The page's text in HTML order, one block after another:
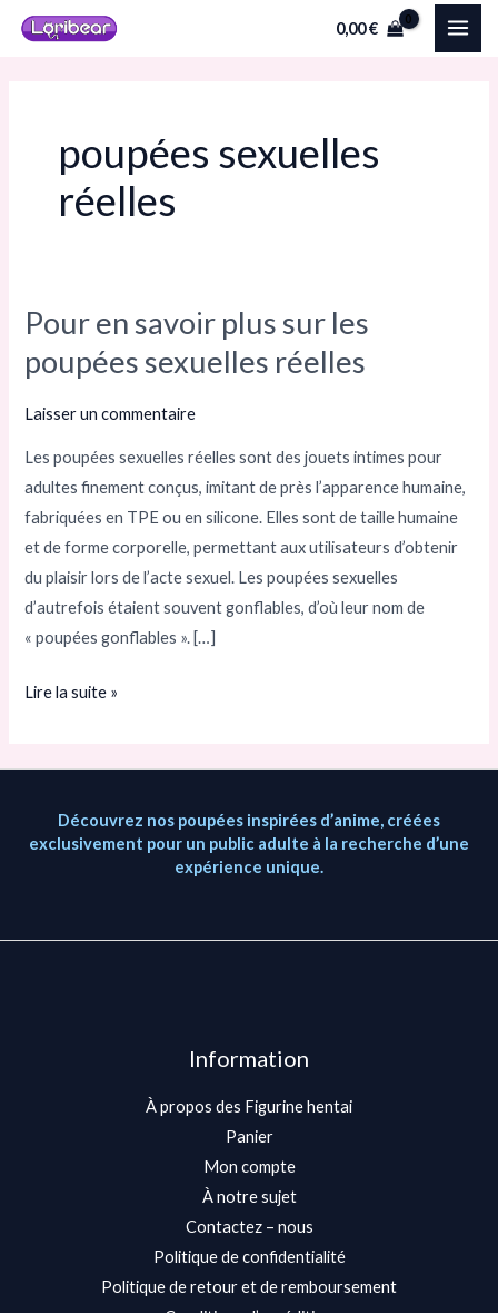
Aller
0,00€
poupées sexuelles
réelles
Pour en savoir plus sur les
poupées sexuelles réelles
Laisser un commentaire
Les poupées sexuelles réelles sont des jouets intimes pour
adultes finement conçus, imitant de près l’apparence humaine,
fabriquées en TPE ou en silicone. Elles sont de taille humaine
et de forme corporelle, permettant aux utilisateurs d’obtenir
du plaisir lors de l’acte sexuel. Les poupées sexuelles
d’autrefois étaient souvent gonflables, d’où leur nom de
« poupées gonflables ». […]
Pour
savoir
plus
les
poupées
sexuelles
réelles
Lire la suite »
Découvrez nos poupées inspirées d’anime, créées
exclusivement pour un public adulte à la recherche d’une
expérience unique.
Information
À propos des Figurine hentai
Panier
Mon compte
À notre sujet
Contactez – nous
Politique de confidentialité
Politique de retour et de remboursement